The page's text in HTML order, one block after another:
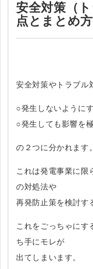
安全対策（
点とまとめ方
安全対策やトラブル
○発生しないように
○発生しても影響を
の２つに分かれます。
これは発電事業に限
の対処法や
再発防止策を検討す
これをごっちゃにす
ち手にモレが
出てしまいます。